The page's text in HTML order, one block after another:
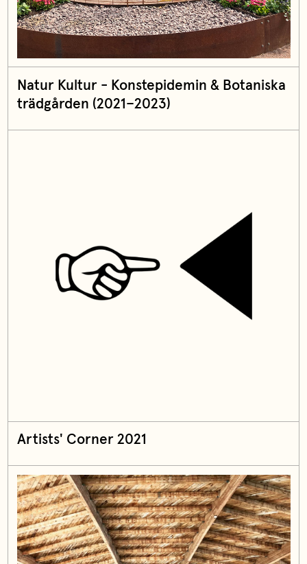
Natur Kultur - Konstepidemin & Botaniska
trädgården (2021–2023)
Artists' Corner 2021